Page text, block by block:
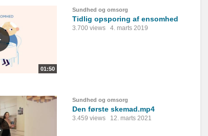
01:50
Sundhed og omsorg
Tidlig opsporing af ensomhed
3.700 views 4. marts 2019
Sundhed og omsorg
Den første skemad.mp4
3.459 views 12. marts 2021